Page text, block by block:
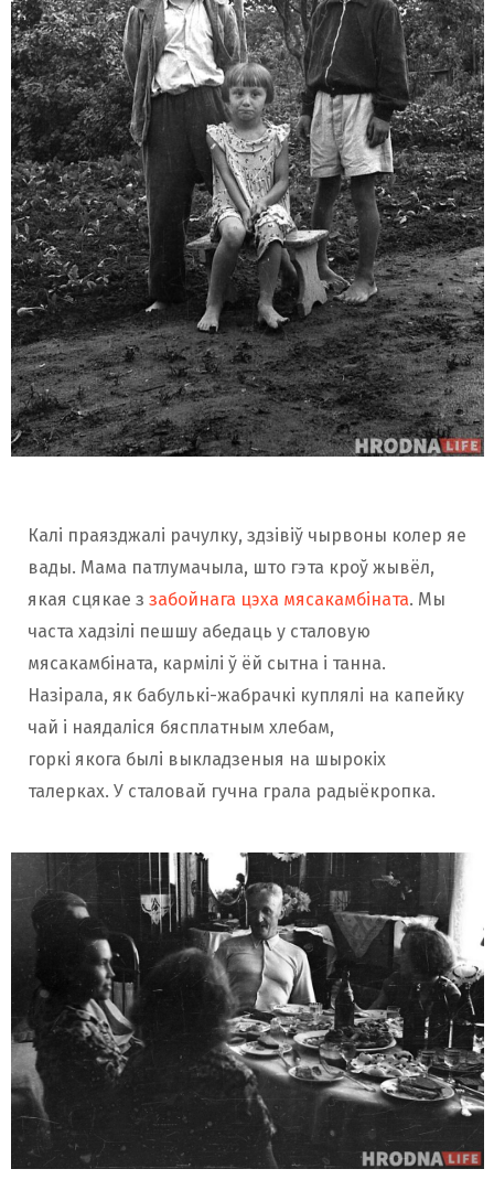
Калі праязджалі рачулку, здзівіў чырвоны колер яе
вады. Мама патлумачыла, што гэта кроў жывёл,
якая сцякае з забойнага цэха мясакамбіната. Мы
часта хадзілі пешшу абедаць у сталовую
мясакамбіната, кармілі ў ёй сытна і танна.
Назірала, як бабулькі-жабрачкі куплялі на капейку
чай і наядаліся бясплатным хлебам,
горкі якога былі выкладзеныя на шырокіх
талерках. У сталовай гучна грала радыёкропка.